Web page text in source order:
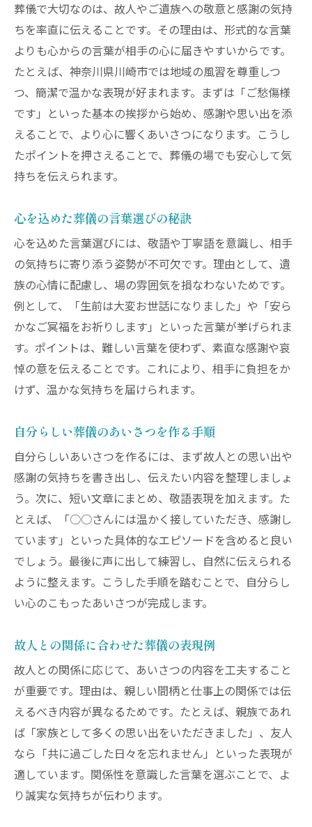
葬儀で大切なのは、故人やご遺族への敬意と感謝の気持
ちを率直に伝えることです。その理由は、形式的な言葉
よりも心からの言葉が相手の心に届きやすいからです。
たとえば、神奈川県川崎市では地域の風習を尊重しつ
つ、簡潔で温かな表現が好まれます。まずは「ご愁傷様
です」といった基本の挨拶から始め、感謝や思い出を添
えることで、より心に響くあいさつになります。こうし
たポイントを押さえることで、葬儀の場でも安心して気
持ちを伝えられます。
心を込めた葬儀の言葉選びの秘訣
心を込めた言葉選びには、敬語や丁寧語を意識し、相手
の気持ちに寄り添う姿勢が不可欠です。理由として、遺
族の心情に配慮し、場の雰囲気を損なわないためです。
例として、「生前は大変お世話になりました」や「安ら
かなご冥福をお祈りします」といった言葉が挙げられま
す。ポイントは、難しい言葉を使わず、素直な感謝や哀
悼の意を伝えることです。これにより、相手に負担をか
けず、温かな気持ちを届けられます。
自分らしい葬儀のあいさつを作る手順
自分らしいあいさつを作るには、まず故人との思い出や
感謝の気持ちを書き出し、伝えたい内容を整理しましょ
う。次に、短い文章にまとめ、敬語表現を加えます。た
とえば、「○○さんには温かく接していただき、感謝し
ています」といった具体的なエピソードを含めると良い
でしょう。最後に声に出して練習し、自然に伝えられる
ように整えます。こうした手順を踏むことで、自分らし
い心のこもったあいさつが完成します。
故人との関係に合わせた葬儀の表現例
故人との関係に応じて、あいさつの内容を工夫すること
が重要です。理由は、親しい間柄と仕事上の関係では伝
えるべき内容が異なるためです。たとえば、親族であれ
ば「家族として多くの思い出をいただきました」、友人
なら「共に過ごした日々を忘れません」といった表現が
適しています。関係性を意識した言葉を選ぶことで、よ
り誠実な気持ちが伝わります。